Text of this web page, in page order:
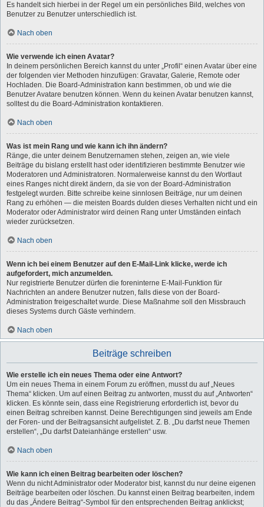
Es handelt sich hierbei in der Regel um ein persönliches Bild, welches von
Benutzer zu Benutzer unterschiedlich ist.
Nach oben
Wie verwende ich einen Avatar?
In deinem persönlichen Bereich kannst du unter „Profil“ einen Avatar über eine
der folgenden vier Methoden hinzufügen: Gravatar, Galerie, Remote oder
Hochladen. Die Board-Administration kann bestimmen, ob und wie die
Benutzer Avatare benutzen können. Wenn du keinen Avatar benutzen kannst,
solltest du die Board-Administration kontaktieren.
Nach oben
Was ist mein Rang und wie kann ich ihn ändern?
Ränge, die unter deinem Benutzernamen stehen, zeigen an, wie viele
Beiträge du bislang erstellt hast oder identifizieren bestimmte Benutzer wie
Moderatoren und Administratoren. Normalerweise kannst du den Wortlaut
eines Ranges nicht direkt ändern, da sie von der Board-Administration
festgelegt wurden. Bitte schreibe keine sinnlosen Beiträge, nur um deinen
Rang zu erhöhen — die meisten Boards dulden dieses Verhalten nicht und ein
Moderator oder Administrator wird deinen Rang unter Umständen einfach
wieder zurücksetzen.
Nach oben
Wenn ich bei einem Benutzer auf den E-Mail-Link klicke, werde ich
aufgefordert, mich anzumelden.
Nur registrierte Benutzer dürfen die foreninterne E-Mail-Funktion für
Nachrichten an andere Benutzer nutzen, falls diese von der Board-
Administration freigeschaltet wurde. Diese Maßnahme soll den Missbrauch
dieses Systems durch Gäste verhindern.
Nach oben
Beiträge schreiben
Wie erstelle ich ein neues Thema oder eine Antwort?
Um ein neues Thema in einem Forum zu eröffnen, musst du auf „Neues
Thema“ klicken. Um auf einen Beitrag zu antworten, musst du auf „Antworten“
klicken. Es könnte sein, dass eine Registrierung erforderlich ist, bevor du
einen Beitrag schreiben kannst. Deine Berechtigungen sind jeweils am Ende
der Foren- und der Beitragsansicht aufgelistet. Z. B. „Du darfst neue Themen
erstellen“, „Du darfst Dateianhänge erstellen“ usw.
Nach oben
Wie kann ich einen Beitrag bearbeiten oder löschen?
Wenn du nicht Administrator oder Moderator bist, kannst du nur deine eigenen
Beiträge bearbeiten oder löschen. Du kannst einen Beitrag bearbeiten, indem
du das „Ändere Beitrag“-Symbol für den entsprechenden Beitrag anklickst;